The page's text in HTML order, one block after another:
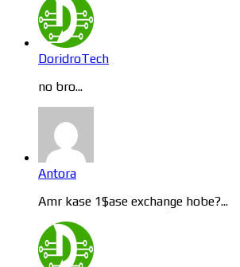
DoridroTech
no bro...
Antora
Amr kase 1$ase exchange hobe?...